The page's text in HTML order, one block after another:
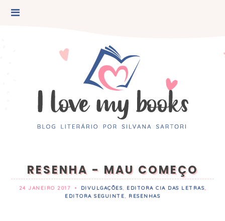
RESENHA - MAU COMEÇO
24 JANEIRO 2017 • DIVULGAÇÕES, EDITORA CIA DAS LETRAS,
EDITORA SEGUINTE, RESENHAS